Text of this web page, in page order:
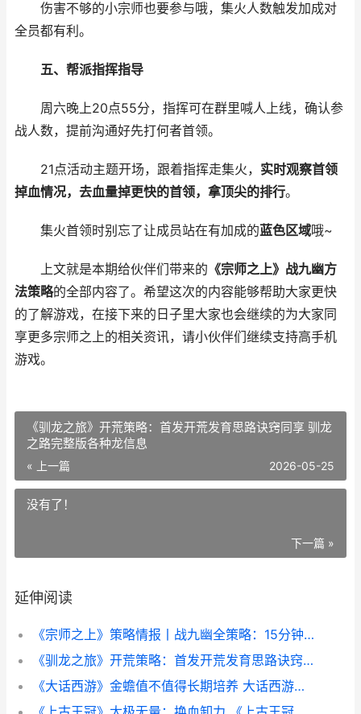
伤害不够的小宗师也要参与哦，集火人数触发加成对
全员都有利。
五、帮派指挥指导
周六晚上20点55分，指挥可在群里喊人上线，确认参
战人数，提前沟通好先打何者首领。
21点活动主题开场，跟着指挥走集火， 实时观察首领
掉血情况，去血量掉更快的首领，拿顶尖的排行。
集火首领时别忘了让成员站在有加成的蓝色区域哦~
上文就是本期给伙伴们带来的 《宗师之上》战九幽方
法策略的全部内容了。希望这次的内容能够帮助大家更快
的了解游戏，在接下来的日子里大家也会继续的为大家同
享更多宗师之上的相关资讯，请小伙伴们继续支持高手机
游戏。
《驯龙之旅》开荒策略：首发开荒发育思路诀窍同享 驯龙
之路完整版各种龙信息
« 上一篇 2026-05-25
没有了！
下一篇 »
延伸阅读
《宗师之上》策略情报丨战九幽全策略：15分钟拿下问鼎诸天入场资格 宗师之上是什么
《驯龙之旅》开荒策略：首发开荒发育思路诀窍同享 驯龙之路完整版各种龙信息
《大话西游》金蟾值不值得长期培养 大话西游金婚什么意思